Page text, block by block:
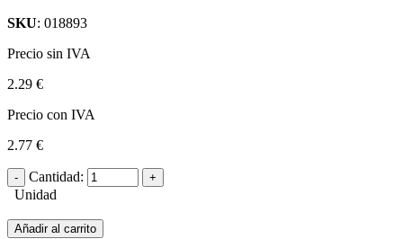
SKU: 018893
Precio sin IVA
2.29 €
Precio con IVA
2.77 €
Cantidad:
Unidad
Añadir al carrito